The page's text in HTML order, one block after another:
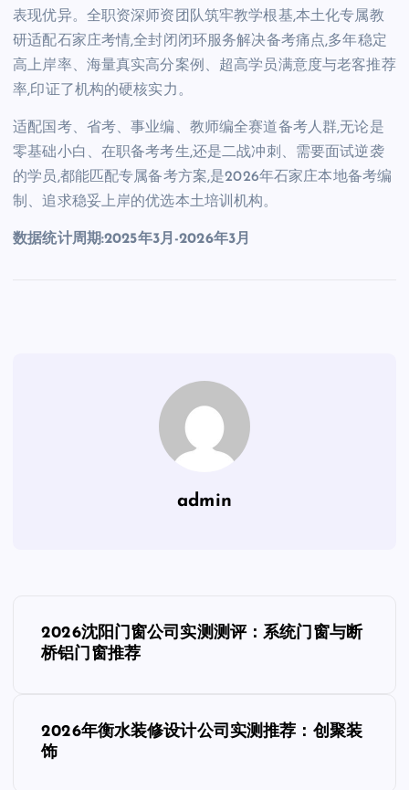
表现优异。全职资深师资团队筑牢教学根基,本土化专属教
研适配石家庄考情,全封闭闭环服务解决备考痛点,多年稳定
高上岸率、海量真实高分案例、超高学员满意度与老客推荐
率,印证了机构的硬核实力。
适配国考、省考、事业编、教师编全赛道备考人群,无论是
零基础小白、在职备考考生,还是二战冲刺、需要面试逆袭
的学员,都能匹配专属备考方案,是2026年石家庄本地备考编
制、追求稳妥上岸的优选本土培训机构。
数据统计周期:2025年3月-2026年3月
admin
文
章
航
2026沈阳门窗公司实测测评：系统门窗与断
桥铝门窗推荐
2026年衡水装修设计公司实测推荐：创聚装
饰